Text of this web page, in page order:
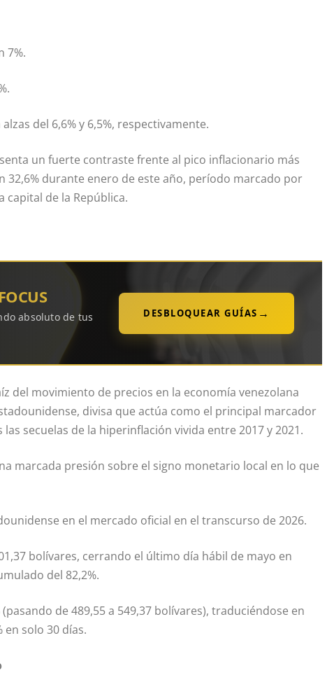
7%.
del 6,6% y 6,5%, respectivamente.
un fuerte contraste frente al pico inflacionario más
32,6% durante enero de este año, período marcado por
de la República.
absoluto de tus
DESBLOQUEAR GUÍAS →
del movimiento de precios en la economía venezolana
divisa que actúa como el principal marcador
secuelas de la hiperinflación vivida entre 2017 y 2021.
marcada presión sobre el signo monetario local en lo que
en el mercado oficial en el transcurso de 2026.
bolívares, cerrando el último día hábil de mayo en
del 82,2%.
de 489,55 a 549,37 bolívares), traduciéndose en
solo 30 días.